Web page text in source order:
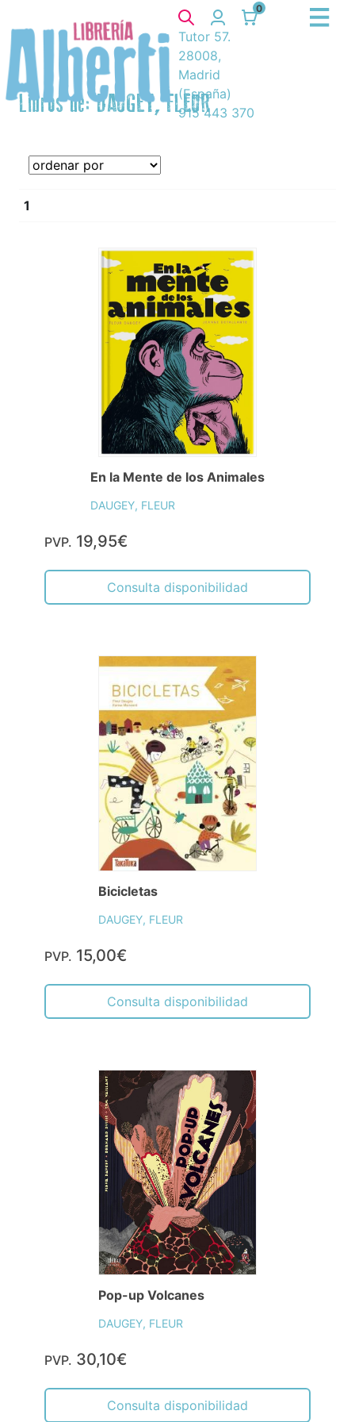
0
Tutor 57.
28008,
Madrid
(España)
915 443 370
Libros de: DAUGEY, FLEUR
1
En la Mente de los Animales
DAUGEY, FLEUR
PVP. 19,95€
Consulta disponibilidad
Bicicletas
DAUGEY, FLEUR
PVP. 15,00€
Consulta disponibilidad
Pop-up Volcanes
DAUGEY, FLEUR
PVP. 30,10€
Consulta disponibilidad